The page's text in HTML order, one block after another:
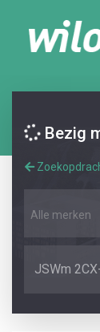
Bezig
Alle merken
JSWm